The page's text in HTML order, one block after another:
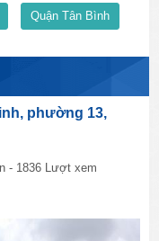
Quận Tân Bình
phường 13,
- 1836 Lượt xem